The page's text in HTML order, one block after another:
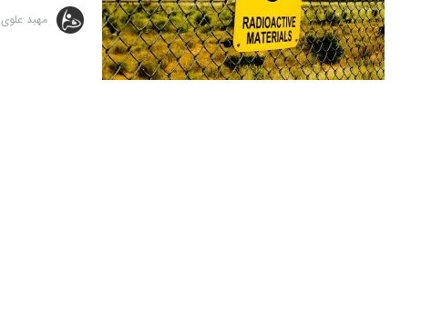
مهبد علوی